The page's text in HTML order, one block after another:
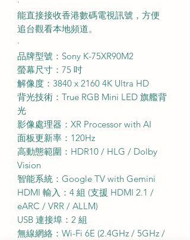
能直接接收香港數碼電視訊號，方便
追台觀看本地頻道。
·
品牌型號：Sony K-75XR90M2
螢幕尺寸：75 吋
解像度：3840 x 2160 4K Ultra HD
背光技術：True RGB Mini LED 旗艦背
光
影像處理器：XR Processor with AI
面板更新率：120Hz
高動態範圍：HDR10 / HLG / Dolby
Vision
智能系統：Google TV with Gemini
HDMI 輸入：4 組 (支援 HDMI 2.1 /
eARC / VRR / ALLM)
USB 連接埠：2 組
無線網絡：Wi-Fi 6E (2.4GHz / 5GHz /